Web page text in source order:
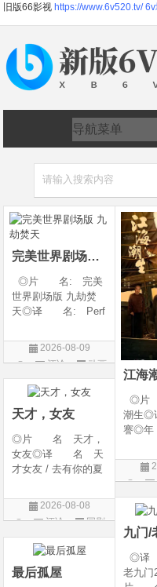
旧版66影视 https://www.6v520.tv/
请输入搜索内容
完美世界剧场版 九劫焚天
◎片 名: 完美
世界剧场版 九劫焚
天◎译 名: Perf
ne Calamities Burnin
g Heaven / Perfect
ribulations Incinerate
the H
2026-08-09
评论
动画
片
江海
◎片
潮生
謇◎
陆◎
/ 历
上映
20(中
天才，女友
◎片 名 天才，
女友◎译 名 天
才女友 / 去有你的夏
年 代 2026◎
产 地 中国大陆
爱情◎语 言 汉
语普通话◎上映日期
2026-08-08
评论
国剧
九门/
◎译
老九
最后孤屋